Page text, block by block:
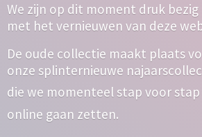
We zijn op dit moment druk bezig
met het vernieuwen van deze
De oude collectie maakt plaats
onze splinternieuwe
die we momenteel stap voor stap
online gaan zetten.